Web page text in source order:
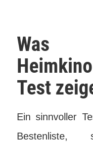
Was
Test
Ein sinnvoller